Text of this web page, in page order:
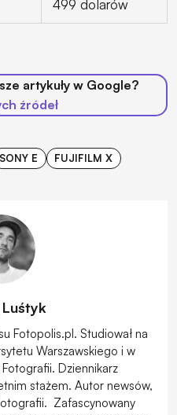
499 dolarów
artykuły w Google?
źródeł
SONY E FUJIFILM X
Fotopolis.pl. Studiował na
Warszawskiego i w
Dziennikarz
stażem. Autor newsów,
Zafascynowany